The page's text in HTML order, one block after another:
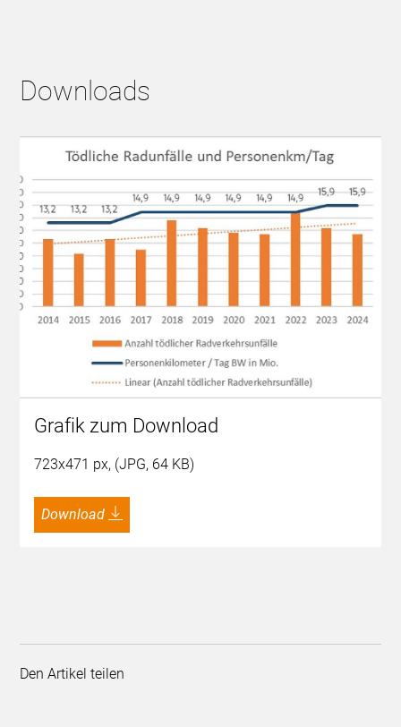
Downloads
Grafik zum Download
723x471 px, (JPG, 64 KB)
Download
Den Artikel teilen